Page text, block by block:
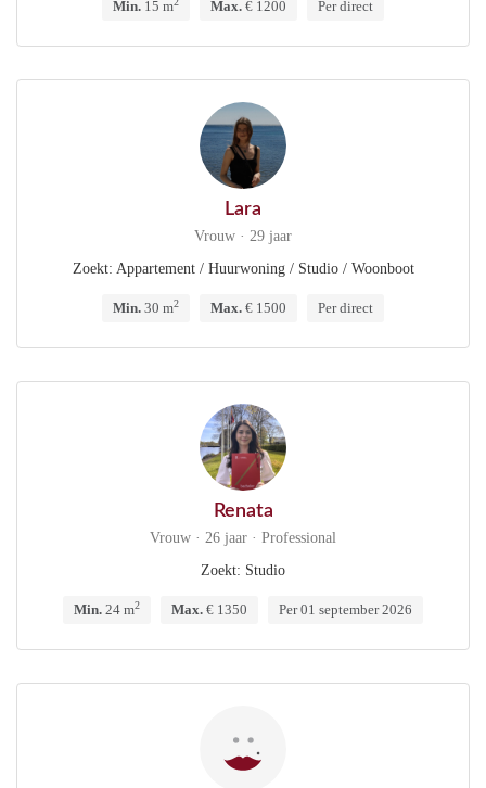
Min. 15 m Max. € 1200 Per direct
Lara
Vrouw · 29 jaar
Zoekt: Appartement / Huurwoning / Studio / Woonboot
Min. 30 m2 Max. € 1500 Per direct
Renata
Vrouw · 26 jaar · Professional
Zoekt: Studio
Min. 24 m2 Max. € 1350 Per 01 september 2026